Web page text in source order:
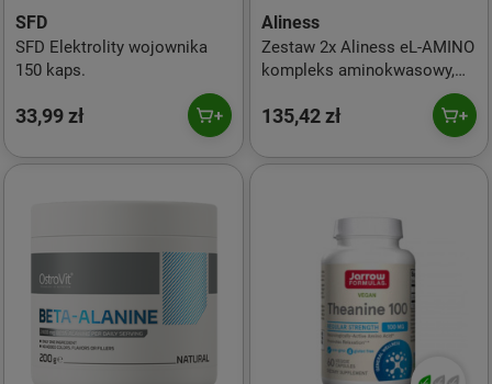
SFD
SFD Elektrolity wojownika
150 kaps.
33,99 zł
Aliness
Zestaw 2x Aliness eL-AMINO
kompleks aminokwasowy,
135,42 zł